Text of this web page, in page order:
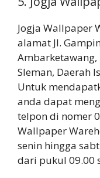
Jogja Wallpaper
alamat Jl.
Ambarketawang,
Sleman, Daerah
Untuk
anda dapat
telpon di nomer
Wallpaper
senin hingga
dari pukul 09.00